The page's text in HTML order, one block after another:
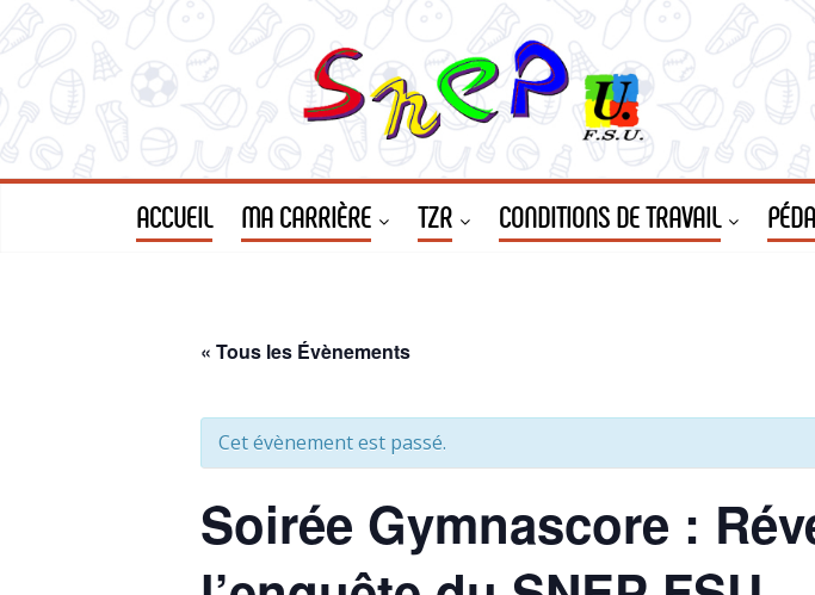
Passer
au
contenu
Le
SNEP
FSU
Strasbourg
ACCUEIL MA CARRIÈRE TZR CONDITIONS DE TRAVAIL PÉDA
« Tous les Évènements
Cet évènement est passé.
Soirée Gymnascore :